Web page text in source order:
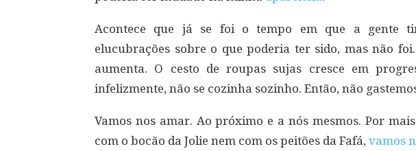
Acontece que já se foi o tempo em que a gente
elucubrações sobre o que poderia ter sido, mas não
aumenta. O cesto de roupas sujas cresce em
infelizmente, não se cozinha sozinho. Então, não
Vamos nos amar. Ao próximo e a nós mesmos. Por
com o bocão da Jolie nem com os peitões da Fafá, vamos